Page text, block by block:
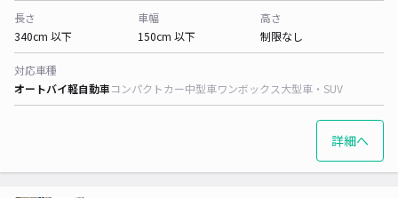
長さ
340cm 以下
車幅
150cm 以下
高さ
制限なし
対応車種
オートバイ軽自動車コンパクトカー中型車ワンボックス大型車・SUV
詳細へ